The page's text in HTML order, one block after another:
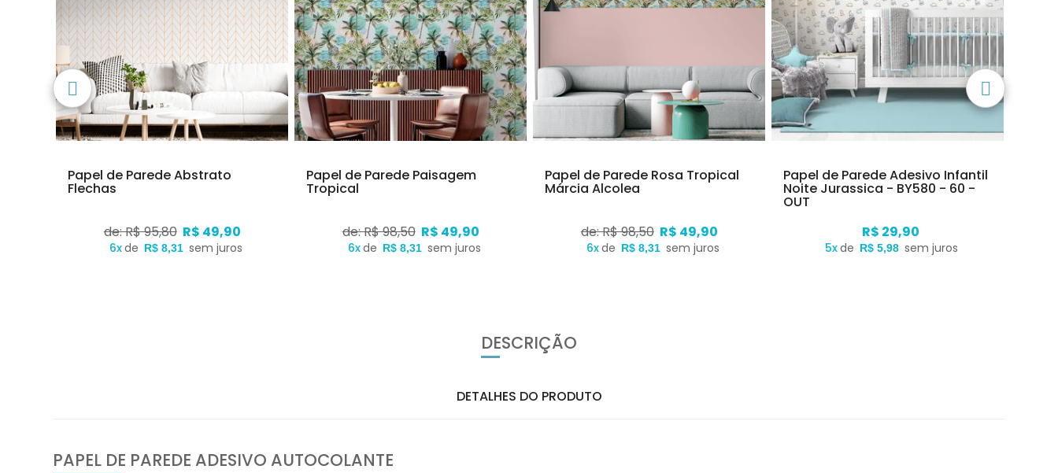
Papel de Parede Abstrato
Flechas
de: R$ 95,80 R$ 49,90
6xde R$ 8,31 sem juros
Papel de Parede Paisagem
Tropical
de: R$ 98,50 R$ 49,90
6xde R$ 8,31 sem juros
Papel de Parede Rosa Tropical
Márcia Alcolea
de: R$ 98,50 R$ 49,90
6xde R$ 8,31 sem juros
Papel de Parede Adesivo Infantil
Noite Jurassica - BY580 - 60 -
OUT
R$ 29,90
5xde R$ 5,98 sem juros
DESCRIÇÃO
DETALHES DO PRODUTO
PAPEL DE PAREDE ADESIVO AUTOCOLANTE